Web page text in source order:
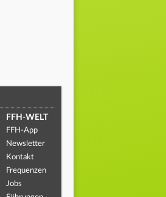
FFH-WELT
FFH-App
Newsletter
Kontakt
Frequenzen
Jobs